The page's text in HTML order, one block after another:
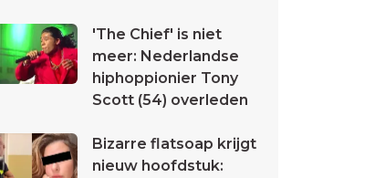
'The Chief' is niet
meer: Nederlandse
hiphoppionier Tony
Scott (54) overleden
Bizarre flatsoap krijgt
nieuw hoofdstuk: